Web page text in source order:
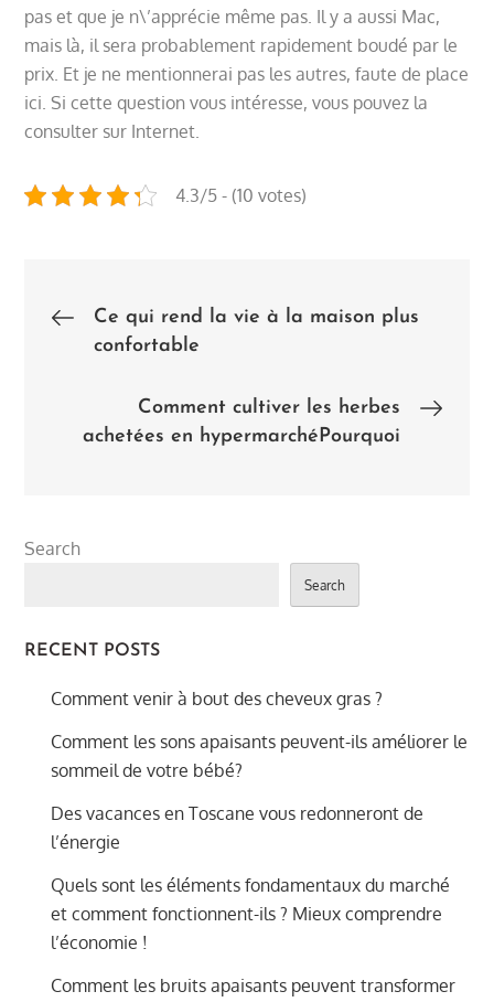
pas et que je n\’apprécie même pas. Il y a aussi Mac,
mais là, il sera probablement rapidement boudé par le
prix. Et je ne mentionnerai pas les autres, faute de place
ici. Si cette question vous intéresse, vous pouvez la
consulter sur Internet.
4.3/5 - (10 votes)
Post
Ce qui rend la vie à la maison plus
confortable
Comment cultiver les herbes
achetées en hypermarchéPourquoi
Search
Search
RECENT POSTS
Comment venir à bout des cheveux gras ?
Comment les sons apaisants peuvent-ils améliorer le
sommeil de votre bébé?
Des vacances en Toscane vous redonneront de
l’énergie
Quels sont les éléments fondamentaux du marché
et comment fonctionnent-ils ? Mieux comprendre
l’économie !
Comment les bruits apaisants peuvent transformer